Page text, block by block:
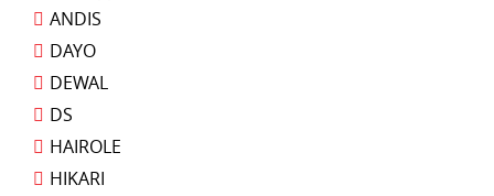
ANDIS
DAYO
DEWAL
DS
HAIROLE
HIKARI